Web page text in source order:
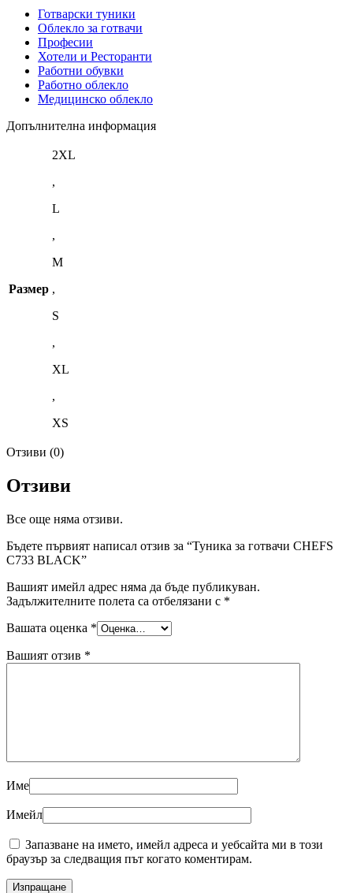
Готварски туники
Облекло за готвачи
Професии
Хотели и Ресторанти
Работни обувки
Работно облекло
Медицинско облекло
Допълнителна информация
Размер
2XL
,
L
,
M
,
S
,
XL
,
XS
Отзиви (0)
Отзиви
Все още няма отзиви.
Бъдете първият написал отзив за “Туника за готвачи CHEFS
C733 BLACK”
Вашият имейл адрес няма да бъде публикуван.
Задължителните полета са отбелязани с *
Вашата оценка *
Вашият отзив *
Име
Имейл
Запазване на името, имейл адреса и уебсайта ми в този
браузър за следващия път когато коментирам.